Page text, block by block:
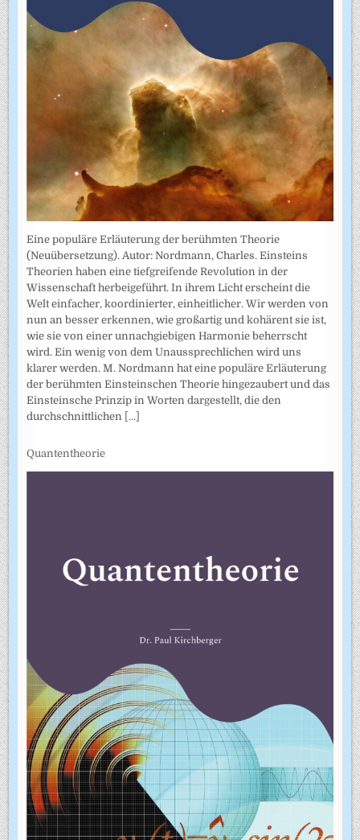
Eine populäre Erläuterung der berühmten Theorie
(Neuübersetzung). Autor: Nordmann, Charles. Einsteins
Theorien haben eine tiefgreifende Revolution in der
Wissenschaft herbeigeführt. In ihrem Licht erscheint die
Welt einfacher, koordinierter, einheitlicher. Wir werden von
nun an besser erkennen, wie großartig und kohärent sie ist,
wie sie von einer unnachgiebigen Harmonie beherrscht
wird. Ein wenig von dem Unaussprechlichen wird uns
klarer werden. M. Nordmann hat eine populäre Erläuterung
der berühmten Einsteinschen Theorie hingezaubert und das
Einsteinsche Prinzip in Worten dargestellt, die den
durchschnittlichen [...]
Quantentheorie